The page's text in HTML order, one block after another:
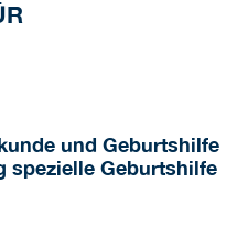
und Geburtshilfe
spezielle Geburtshilfe